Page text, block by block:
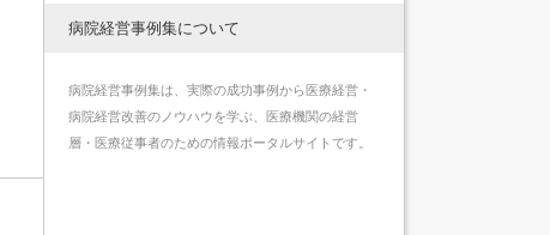
病院経営事例集について
病院経営事例集は、実際の成功事例から医療経営・
病院経営改善のノウハウを学ぶ、医療機関の経営
層・医療従事者のための情報ポータルサイトです。